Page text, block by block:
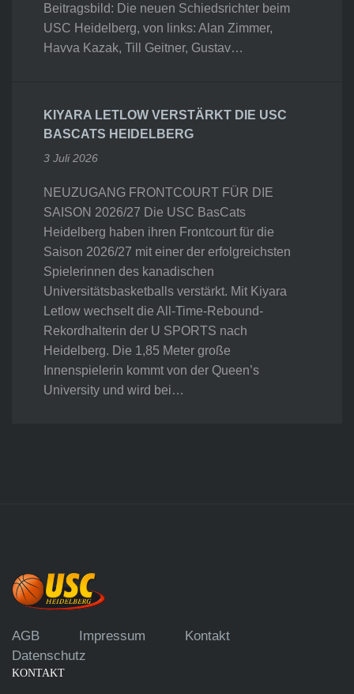
Beitragsbild: Die neuen Schiedsrichter beim
USC Heidelberg, von links: Alan Zimmer,
Havva Kazak, Till Geitner, Gustav…
KIYARA LETLOW VERSTÄRKT DIE USC
BASCATS HEIDELBERG
3 Juli 2026
NEUZUGANG FRONTCOURT FÜR DIE
SAISON 2026/27 Die USC BasCats
Heidelberg haben ihren Frontcourt für die
Saison 2026/27 mit einer der erfolgreichsten
Spielerinnen des kanadischen
Universitätsbasketballs verstärkt. Mit Kiyara
Letlow wechselt die All-Time-Rebound-
Rekordhalterin der U SPORTS nach
Heidelberg. Die 1,85 Meter große
Innenspielerin kommt von der Queen’s
University und wird bei…
AGB Impressum
Kontakt
Datenschutz
KONTAKT